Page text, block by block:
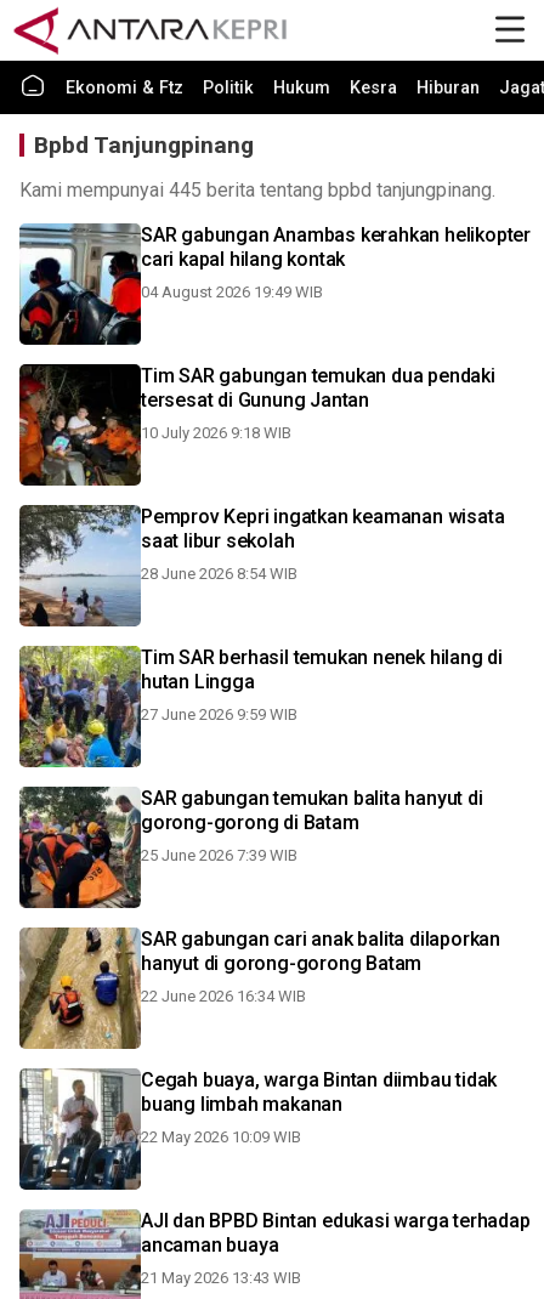
Ekonomi & Ftz Politik Hukum Kesra Hiburan Jagat
Bpbd Tanjungpinang
Kami mempunyai 445 berita tentang bpbd tanjungpinang.
SAR gabungan Anambas kerahkan helikopter
cari kapal hilang kontak
04 August 2026 19:49 WIB
Tim SAR gabungan temukan dua pendaki
tersesat di Gunung Jantan
10 July 2026 9:18 WIB
Pemprov Kepri ingatkan keamanan wisata
saat libur sekolah
28 June 2026 8:54 WIB
Tim SAR berhasil temukan nenek hilang di
hutan Lingga
27 June 2026 9:59 WIB
SAR gabungan temukan balita hanyut di
gorong-gorong di Batam
25 June 2026 7:39 WIB
SAR gabungan cari anak balita dilaporkan
hanyut di gorong-gorong Batam
22 June 2026 16:34 WIB
Cegah buaya, warga Bintan diimbau tidak
buang limbah makanan
22 May 2026 10:09 WIB
AJI dan BPBD Bintan edukasi warga terhadap
ancaman buaya
21 May 2026 13:43 WIB